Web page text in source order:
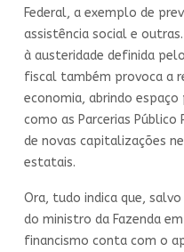
Federal, a exemplo de
assistência social e
à austeridade definida
fiscal também provoca a
economia, abrindo
como as Parcerias Público
de novas capitalizações
estatais.
Ora, tudo indica que,
do ministro da Fazenda
financismo conta com o